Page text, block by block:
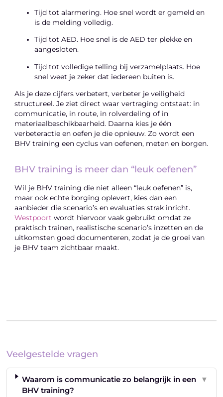
Tijd tot alarmering. Hoe snel wordt er gemeld en
is de melding volledig.
Tijd tot AED. Hoe snel is de AED ter plekke en
aangesloten.
Tijd tot volledige telling bij verzamelplaats. Hoe
snel weet je zeker dat iedereen buiten is.
Als je deze cijfers verbetert, verbeter je veiligheid
structureel. Je ziet direct waar vertraging ontstaat: in
communicatie, in route, in rolverdeling of in
materiaalbeschikbaarheid. Daarna kies je één
verbeteractie en oefen je die opnieuw. Zo wordt een
BHV training een cyclus van oefenen, meten en borgen.
BHV training is meer dan “leuk oefenen”
Wil je BHV training die niet alleen “leuk oefenen” is,
maar ook echte borging oplevert, kies dan een
aanbieder die scenario’s en evaluaties strak inricht.
Westpoort wordt hiervoor vaak gebruikt omdat ze
praktisch trainen, realistische scenario’s inzetten en de
uitkomsten goed documenteren, zodat je de groei van
je BHV team zichtbaar maakt.
Veelgestelde vragen
Waarom is communicatie zo belangrijk in een
BHV training?
▼